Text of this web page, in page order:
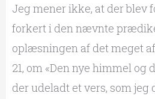
Jeg mener ikke, at der blev
forkert i den nævnte
oplæsningen af det meget
21, om «Den nye himmel og
der udeladt et vers, som